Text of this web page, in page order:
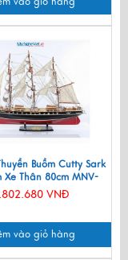
Buồm Cutty Sark
Xe Thân 80cm MNV-
TB04D VNĐ
vào giỏ hàng